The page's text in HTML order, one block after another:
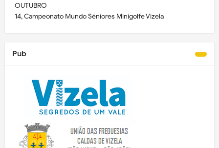
OUTUBRO
14, Campeonato Mundo Séniores Minigolfe Vizela
Pub